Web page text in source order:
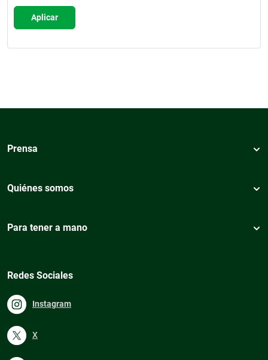
Aplicar
Prensa
Quiénes somos
Para tener a mano
Redes Sociales
Instagram
X